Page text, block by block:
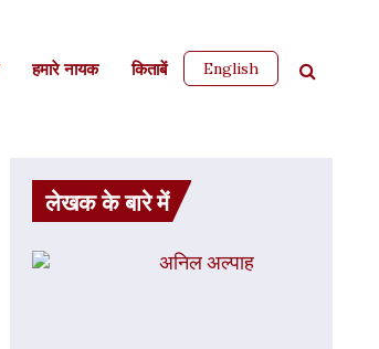
हमारे नायक किताबें English
लेखक के बारे में
अनिल अल्पाह